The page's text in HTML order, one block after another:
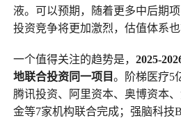
液。可以预期，随着更多中后期
投资竞争将更加激烈，估值体系也
一个值得关注的趋势是， 2025-
地联合投资同一项目。阶梯医疗5
腾讯投资、阿里资本、奥博资本
金等7家机构联合完成；强脑科技